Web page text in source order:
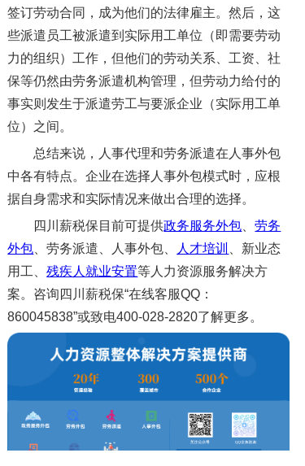
签订劳动合同，成为他们的法律雇主。然后，这
些派遣员工被派遣到实际用工单位（即需要劳动
力的组织）工作，但他们的劳动关系、工资、社
保等仍然由劳务派遣机构管理，但劳动力给付的
事实则发生于派遣劳工与要派企业（实际用工单
位）之间。
总结来说，人事代理和劳务派遣在人事外包
中各有特点。企业在选择人事外包模式时，应根
据自身需求和实际情况来做出合理的选择。
四川薪税保目前可提供政务服务外包 、劳务
外包 、劳务派遣、人事外包、 人才培训
、新业态
用工、残疾人就业安置等人力资源服务解决方
案。咨询四川薪税保“在线客服QQ：
860045838”或致电400-028-2820了解更多。